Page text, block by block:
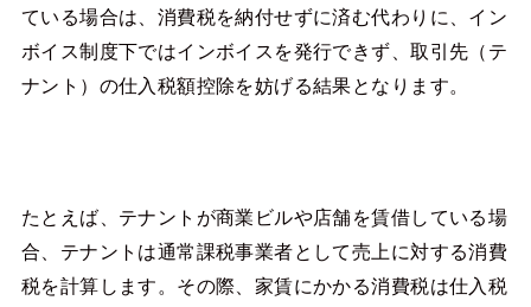
ている場合は、消費税を納付せずに済む代わりに、イン
ボイス制度下ではインボイスを発行できず、取引先（テ
ナント）の仕入税額控除を妨げる結果となります。
たとえば、テナントが商業ビルや店舗を賃借している場
合、テナントは通常課税事業者として売上に対する消費
税を計算します。その際、家賃にかかる消費税は仕入税